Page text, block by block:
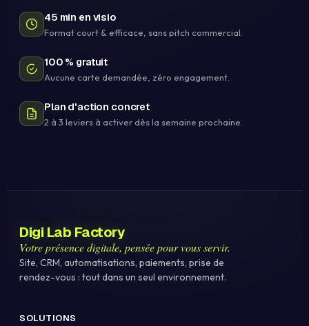
45 min en visio
Format court & efficace, sans pitch commercial.
100 % gratuit
Aucune carte demandée, zéro engagement.
Plan d'action concret
2 à 3 leviers à activer dès la semaine prochaine.
Digi Lab Factory
Votre présence digitale, pensée pour vous servir.
Site, CRM, automatisations, paiements, prise de
rendez-vous : tout dans un seul environnement.
SOLUTIONS